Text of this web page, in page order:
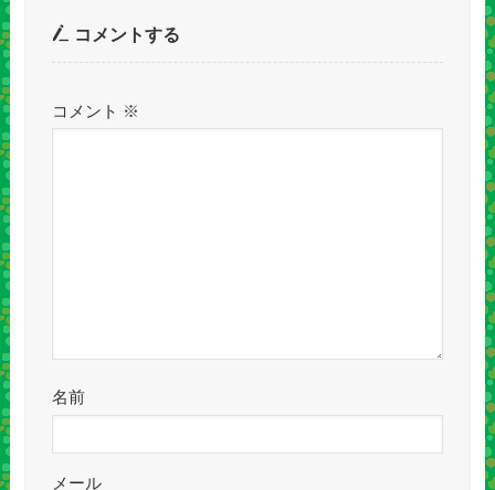
コメントする
コメント ※
名前
メール